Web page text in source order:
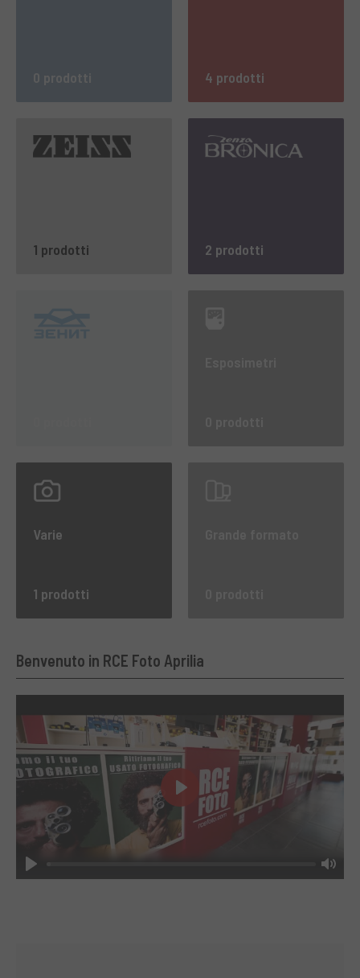
0 prodotti 4 prodotti
1 prodotti 2 prodotti
Varie
1 prodotti
Benvenuto in RCE Foto Aprilia
Play Mute
Play